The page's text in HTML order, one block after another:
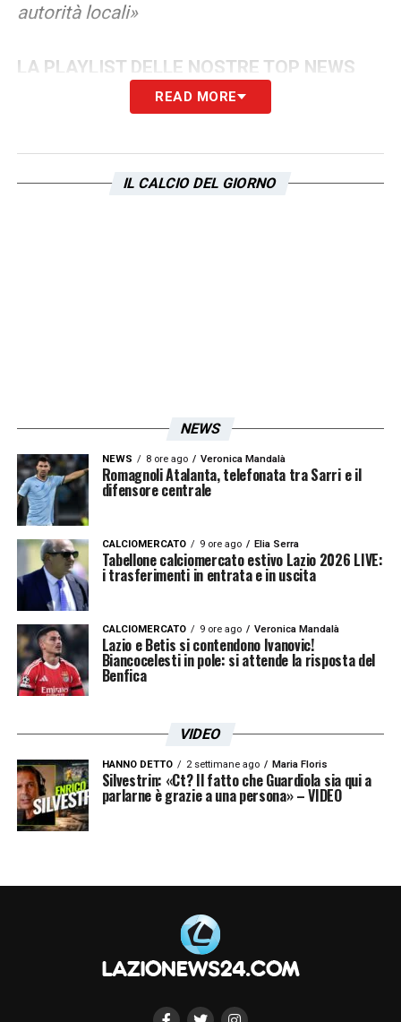
autorità locali»
LA PLAYLIST DELLE NOSTRE TOP NEWS
READ MORE
IL CALCIO DEL GIORNO
NEWS
NEWS 8 ore ago Veronica Mandalà
Romagnoli Atalanta, telefonata tra Sarri e il
difensore centrale
CALCIOMERCATO 9 ore ago Elia Serra
Tabellone calciomercato estivo Lazio 2026 LIVE:
i trasferimenti in entrata e in uscita
CALCIOMERCATO 9 ore ago Veronica Mandalà
Lazio e Betis si contendono Ivanovic!
Biancocelesti in pole: si attende la risposta del
Benfica
VIDEO
HANNO DETTO 2 settimane ago Maria Floris
Silvestrin: «Ct? Il fatto che Guardiola sia qui a
parlarne è grazie a una persona» – VIDEO